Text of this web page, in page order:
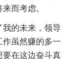
而考虑。
的未来，领导
虽然赚的多一
要在这边奋斗真